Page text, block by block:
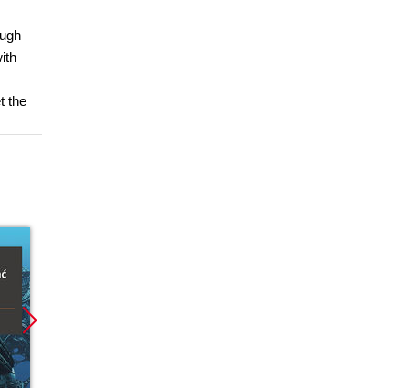
the